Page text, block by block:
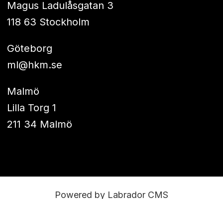
Magus Ladulåsgatan 3
118 63 Stockholm
Göteborg
ml@hkm.se
Malmö
Lilla Torg 1
211 34 Malmö
Powered by Labrador CMS